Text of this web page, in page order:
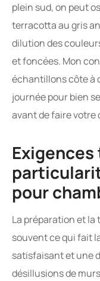
plein sud, on peut
terracotta au gris
dilution des
et foncées. Mon
échantillons côte à
journée pour bien
avant de faire votre
pour
La préparation et
souvent ce qui fait
satisfaisant et une
désillusions de